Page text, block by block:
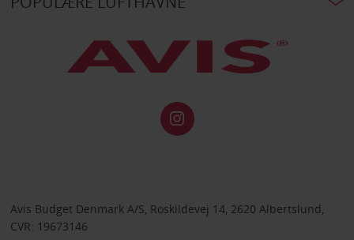
Avis Budget Denmark A/S, Roskildevej 14, 2620 Albertslund,
CVR: 19673146